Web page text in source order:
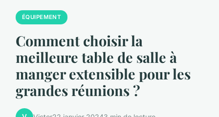
ÉQUIPEMENT
Comment choisir la
meilleure table de salle à
manger extensible pour les
grandes réunions ?